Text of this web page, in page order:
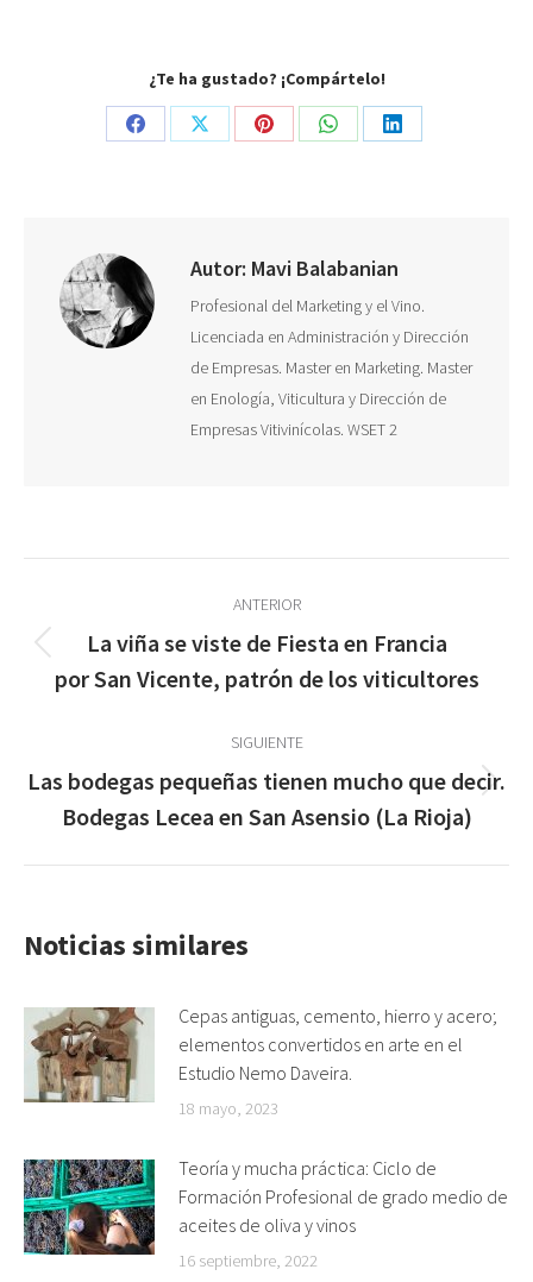
¿Te ha gustado? ¡Compártelo!
Share
Share
Share
Share
Share
Autor: Mavi Balabanian
Profesional del Marketing y el Vino.
Licenciada en Administración y Dirección
de Empresas. Master en Marketing. Master
en Enología, Viticultura y Dirección de
Empresas Vitivinícolas. WSET 2
entre
publicaciones
ANTERIOR
Publicación
anterior:
La viña se viste de Fiesta en Francia
por San Vicente, patrón de los viticultores
SIGUIENTE
Publicación
siguiente:
Las bodegas pequeñas tienen mucho que decir.
Bodegas Lecea en San Asensio (La Rioja)
Noticias similares
Cepas antiguas, cemento, hierro y acero;
elementos convertidos en arte en el
Estudio Nemo Daveira.
18 mayo, 2023
Teoría y mucha práctica: Ciclo de
Formación Profesional de grado medio de
aceites de oliva y vinos
16 septiembre, 2022